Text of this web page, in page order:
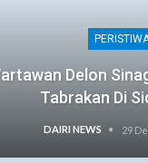
Delon
Tabrakan Di
DAIRI NEWS 29